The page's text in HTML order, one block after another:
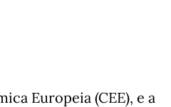
Europeia (CEE), e a